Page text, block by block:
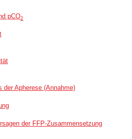
pCO2
der Apherese (Annahme)
der FFP-Zusammensetzung